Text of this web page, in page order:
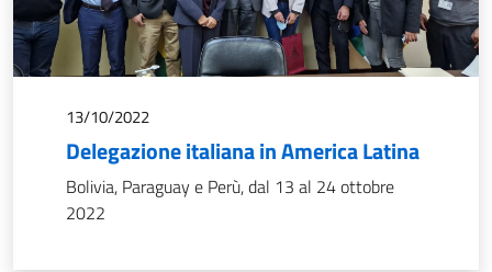
13/10/2022
Delegazione italiana in America Latina
Bolivia, Paraguay e Perù, dal 13 al 24 ottobre
2022